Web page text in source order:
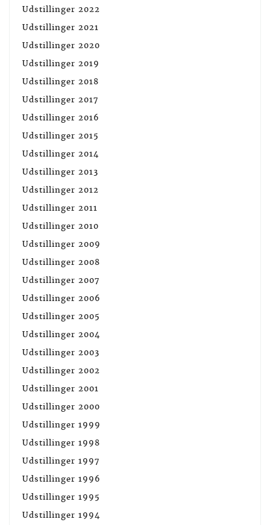
Udstillinger 2022
Udstillinger 2021
Udstillinger 2020
Udstillinger 2019
Udstillinger 2018
Udstillinger 2017
Udstillinger 2016
Udstillinger 2015
Udstillinger 2014
Udstillinger 2013
Udstillinger 2012
Udstillinger 2011
Udstillinger 2010
Udstillinger 2009
Udstillinger 2008
Udstillinger 2007
Udstillinger 2006
Udstillinger 2005
Udstillinger 2004
Udstillinger 2003
Udstillinger 2002
Udstillinger 2001
Udstillinger 2000
Udstillinger 1999
Udstillinger 1998
Udstillinger 1997
Udstillinger 1996
Udstillinger 1995
Udstillinger 1994